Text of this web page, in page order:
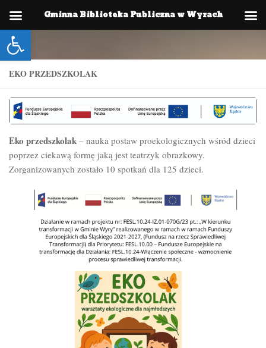
Otwórz pasek narzędzi
Skip to content
EKO PRZEDSZKOLAK
Eko przedszkolak – nauka postaw proekologicznych wśród dzieci
poprzez ciekawą formę jaką jest teatrzyk obrazkowy.
Zorganizowanych zostało 10 spotkań dla 125 dzieci.
Gminna Biblioteka Publiczna w Wyrach